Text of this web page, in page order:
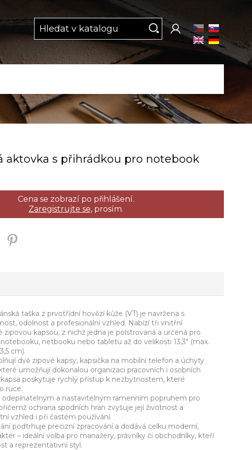
aktovka s přihrádkou pro notebook
Cena se zobrazí po přihlášení.
Zaregistrujte se, prosím.
taška z prvotřídní hovězí kůže (VT) je navržena s
odolnost a profesionální vzhled. Nabízí tři vnitřní
zipovou kapsou, z nichž jedna je polstrovaná a určená pro
netbooku nebo tabletu až do velikosti 13,3" (max.
cm).
dvě zipové kapsy, kapsička na mobilní telefon a úchyty
umožňují dokonalou organizaci pracovních i osobních
kapsa poskytuje rychlý přístup k nezbytnostem, které
ruce.
odepínatelným a nastavitelným ramenním popruhem pro
ochrana spodních hran zvyšuje její životnost a
vzhled i při častém používání.
podtrhuje precizní zpracování a dodává celku moderní,
– ideální volba pro manažery, právníky či obchodníky, kteří
a reprezentativní styl.